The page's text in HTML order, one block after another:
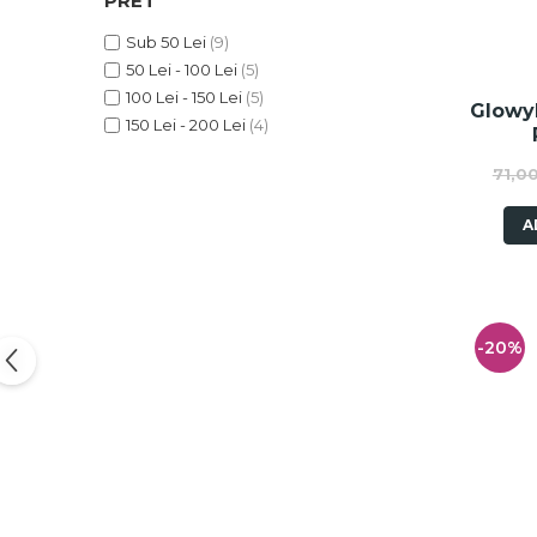
Fard de ochi
Pigmenti minerali
Primer gene
Sub 50 Lei (9)
50 Lei - 100 Lei (5)
100 Lei - 150 Lei (5)
150 Lei - 200 Lei (4)
-20%